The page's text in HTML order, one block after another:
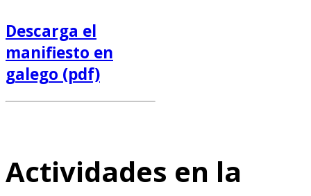
Descarga el
manifiesto en
galego (pdf)
Actividades en la